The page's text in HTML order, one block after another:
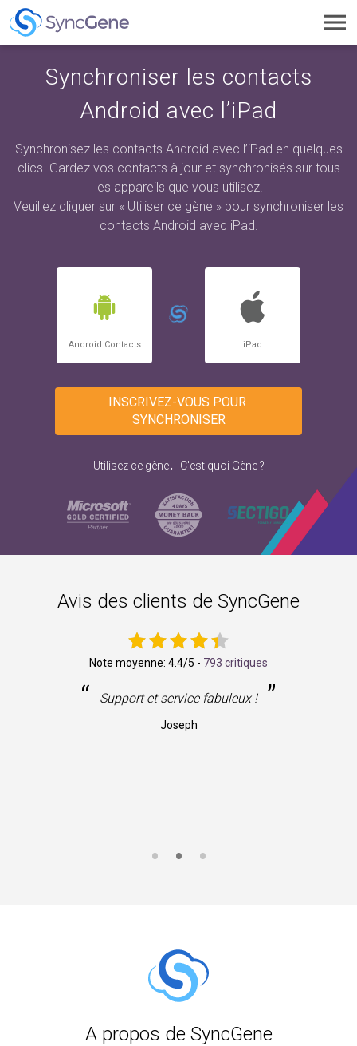
Synchroniser les contacts
Android avec l’iPad
Synchronisez les contacts Android avec l’iPad en quelques
clics. Gardez vos contacts à jour et synchronisés sur tous
les appareils que vous utilisez.
Veuillez cliquer sur « Utiliser ce gène » pour synchroniser les
contacts Android avec iPad.
Android Contacts iPad
INSCRIVEZ-VOUS POUR
SYNCHRONISER
Utilisez ce gène. C'est quoi Gène ?
Avis des clients de SyncGene
Note moyenne: 4.4/5 - 793 critiques
“ Support et service fabuleux ! ”
Joseph
A propos de SyncGene